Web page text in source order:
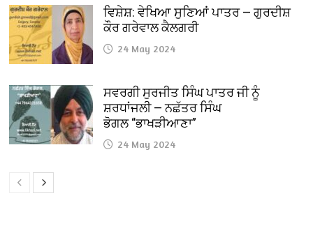
ਵਿਸ਼ੇਸ਼: ਵੇਖਿਆ ਸੁਣਿਆਂ ਪਾਤਰ — ਗੁਰਦੀਸ਼
ਕੌਰ ਗਰੇਵਾਲ ਕੈਲਗਰੀ
24 May 2024
ਸਵਰਗੀ ਸੁਰਜੀਤ ਸਿੰਘ ਪਾਤਰ ਜੀ ਨੂੰ
ਸ਼ਰਧਾਂਜਲੀ — ਨਛੱਤਰ ਸਿੰਘ
ਭੋਗਲ “ਭਾਖੜੀਆਣਾ”
24 May 2024